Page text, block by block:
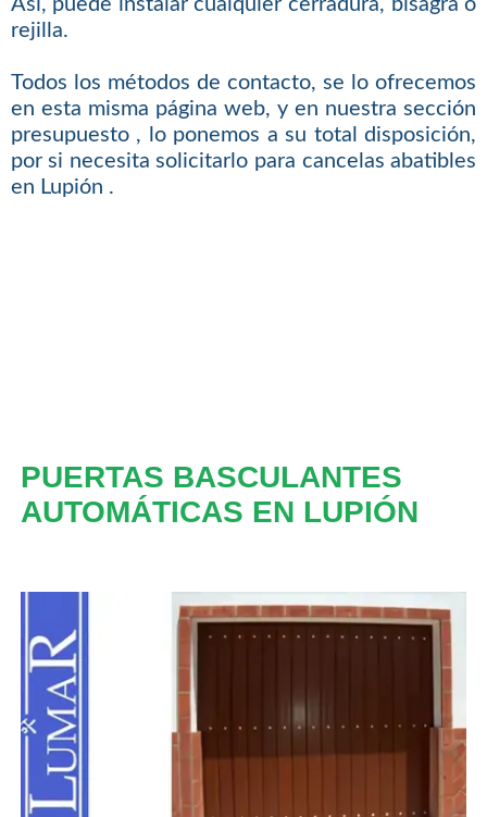
rejilla.
Todos los métodos de contacto, se lo ofrecemos
en esta misma página web, y en nuestra sección
presupuesto , lo ponemos a su total disposición,
por si necesita solicitarlo para cancelas abatibles
en Lupión .
PUERTAS BASCULANTES
AUTOMÁTICAS EN LUPIÓN